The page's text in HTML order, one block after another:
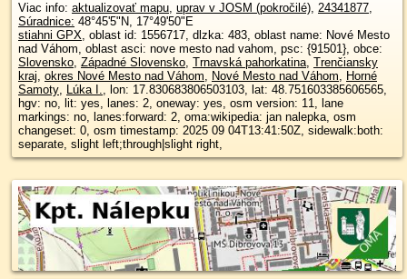
Viac info: aktualizovať mapu, uprav v JOSM (pokročilé), 24341877,
Súradnice: 48°45'5"N, 17°49'50"E
stiahni GPX, oblast id: 1556717, dlzka: 483, oblast name: Nové Mesto
nad Váhom, oblast asci: nove mesto nad vahom, psc: {91501}, obce:
Slovensko, Západné Slovensko, Trnavská pahorkatina, Trenčiansky
kraj, okres Nové Mesto nad Váhom, Nové Mesto nad Váhom, Horné
Samoty, Lúka I., lon: 17.830683806503103, lat: 48.751603385606565,
hgv: no, lit: yes, lanes: 2, oneway: yes, osm version: 11, lane
markings: no, lanes:forward: 2, oma:wikipedia: jan nalepka, osm
changeset: 0, osm timestamp: 2025 09 04T13:41:50Z, sidewalk:both:
separate, slight left;through|slight right,